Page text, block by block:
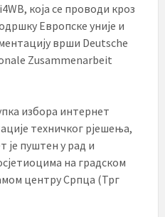
која се проводи кроз
Европске уније и
врши Deutsche
Zusammenarbeit
избора интернет
техничког рјешења,
је пуштен у рад и
на градском
центру Српца (Трг